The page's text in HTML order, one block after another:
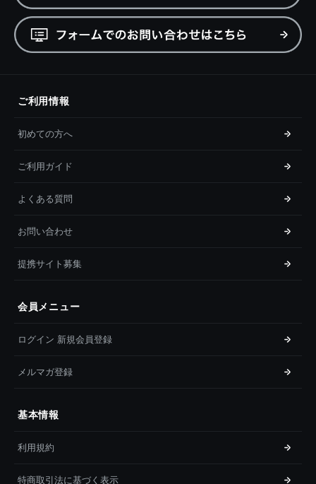
ご利用情報
初めての方へ
ご利用ガイド
よくある質問
お問い合わせ
提携サイト募集
会員メニュー
ログイン 新規会員登録
メルマガ登録
基本情報
利用規約
特商取引法に基づく表示